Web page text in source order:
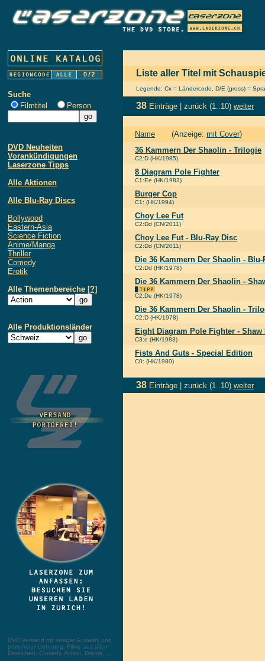
Suche
Filmtitel
Person
DVD Neuheiten
Vorankündigungen
Laserzone Tipps
Alle Aktionen
Alle Blu-Ray Discs
Bollywood
Eastern-Asia
Science Fiction
Anime/Manga
Thriller
Comedy
Erotik
Alle Themenbereiche [?]
Alle Produktionsländer
DVD Versand mit riesiger Auswahl und
portofreier Lieferung. Filme aus allen
Bereichen: Comedy, Action, Drama, ...
Liste aller Titel mit
Legende: Cx = Ländercode, D/E (gross) =
38 Einträge | zurück (1..10) weiter
Name (Anzeige: mit Cover)
36 Kammern Der Shaolin - Trilogie
C2:D (HK/1985)
8 Diagram Pole Fighter
C1:Ee (HK/1983)
Burger Cop
C1: (HK/1994)
Choy Lee Fut
C2:Dd (CN/2011)
Choy Lee Fut - Blu-Ray Disc
C2:Dd (CN/2011)
Die 36 Kammern Der Shaolin - Blu-
C2:Dd (HK/1978)
Die 36 Kammern Der Shaolin -
C2:De (HK/1978)
Die 36 Kammern Der Shaolin -
C2:D (HK/1978)
Eight Diagram Pole Fighter -
C3:e (HK/1983)
Fists And Guts - Special Edition
C0: (HK/1980)
38 Einträge | zurück (1..10) weiter